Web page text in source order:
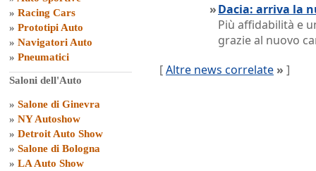
» Racing Cars
» Prototipi Auto
» Navigatori Auto
» Pneumatici
Saloni dell'Auto
» Salone di Ginevra
» NY Autoshow
» Detroit Auto Show
» Salone di Bologna
» LA Auto Show
»Dacia: arriva la
Più affidabilità e
grazie al nuovo
[Altre news correlate » ]